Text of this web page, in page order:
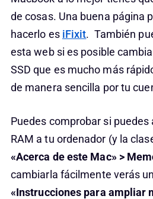
de cosas. Una buena página
hacerlo es iFixit. También
esta web si es posible
SSD que es mucho más
de manera sencilla por tu
Puedes comprobar si
RAM a tu ordenador (y la
«Acerca de este Mac» >
cambiarla fácilmente verás
«Instrucciones para ampliar